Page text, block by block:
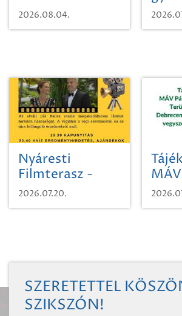
karcsúdíszbogárról
2026.08.04.
egy
Nyáresti
Filmterasz -
Beugró a
Paradicsomba
2026.07.20.
MÁV
Zrt.
SZERETETTEL
SZIKSZÓN!